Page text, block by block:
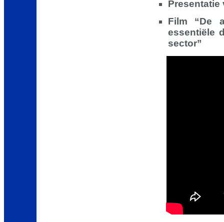
Presentatie
Film “De
essentiële
sector”